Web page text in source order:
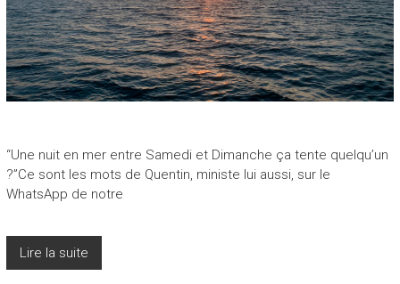
“Une nuit en mer entre Samedi et Dimanche ça tente quelqu’un
?”Ce sont les mots de Quentin, ministe lui aussi, sur le
WhatsApp de notre
Lire la suite